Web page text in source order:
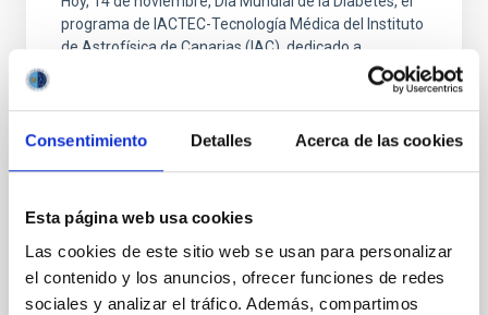
Consentimiento Detalles Acerca de las cookies
Esta página web usa cookies
Las cookies de este sitio web se usan para personalizar
el contenido y los anuncios, ofrecer funciones de redes
sociales y analizar el tráfico. Además, compartimos
programa de IACTEC-Tecnología Médica del Instituto
de Astrofísica de Canarias (IAC), dedicado a
transferir tecnología astrofísica al campo biomédico,
celebra los progresos obtenidos en el desarrollo de
un modelo antropomórfico de pie que permite la
simulación de patologías del pie diabético. Dentro de
que simulan tejidos biológicos, se está desarrollando
un modelo antropomórfico de pie cuya carcasa
externa está compuesta por una resina
Fecha de publicación 14/11/2022 - 17:49